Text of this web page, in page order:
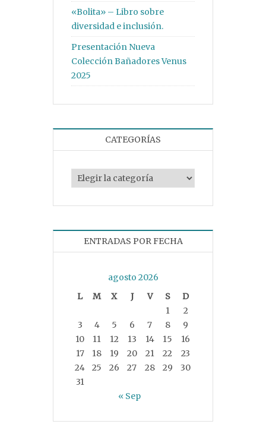
«Bolita» – Libro sobre
diversidad e inclusión.
Presentación Nueva
Colección Bañadores Venus
2025
CATEGORÍAS
Categorías
ENTRADAS POR FECHA
agosto 2026
L
M X J V S
D
1
2
3
4 5 6 7 8
9
10
11 12 13 14 15
16
17
18 19 20 21 22
23
24
25 26 27 28 29
30
31
« Sep